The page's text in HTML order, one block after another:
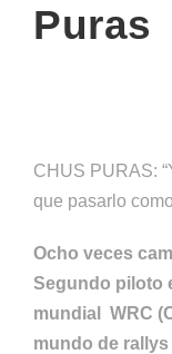
Puras
CHUS PURAS:
que pasarlo
Ocho veces
Segundo piloto
mundial WRC
mundo de rallys